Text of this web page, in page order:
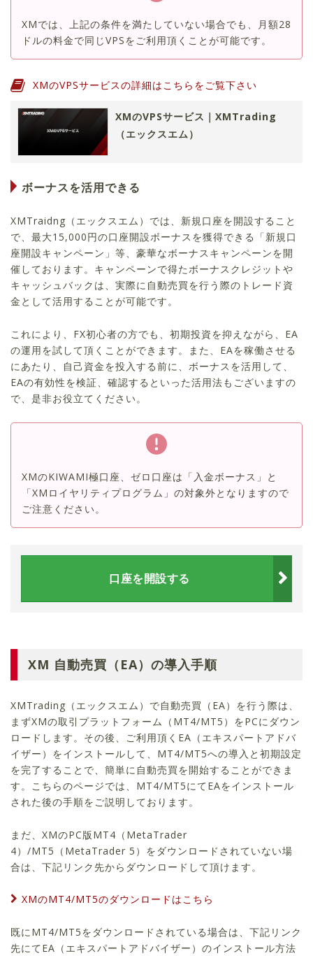
XMでは、上記の条件を満たしていない場合でも、月額28
ドルの料金で同じVPSをご利用頂くことが可能です。
XMのVPSサービスの詳細はこちらをご覧下さい
XMのVPSサービス｜XMTrading
（エックスエム）
ボーナスを活用できる
XMTraidng（エックスエム）では、新規口座を開設すること
で、最大15,000円の口座開設ボーナスを獲得できる「新規口
座開設キャンペーン」等、豪華なボーナスキャンペーンを開
催しております。キャンペーンで得たボーナスクレジットや
キャッシュバックは、実際に自動売買を行う際のトレード資
金として活用することが可能です。
これにより、FX初心者の方でも、初期投資を抑えながら、EA
の運用を試して頂くことができます。また、EAを稼働させる
にあたり、自己資金を投入する前に、ボーナスを活用して、
EAの有効性を検証、確認するといった活用法もございますの
で、是非お役立てください。
XMのKIWAMI極口座、ゼロ口座は「入金ボーナス」と
「XMロイヤリティプログラム」の対象外となりますので
ご注意ください。
口座を開設する
XM 自動売買（EA）の導入手順
XMTrading（エックスエム）で自動売買（EA）を行う際は、
まずXMの取引プラットフォーム（MT4/MT5）をPCにダウン
ロードします。その後、ご利用頂くEA（エキスパートアドバ
イザー）をインストールして、MT4/MT5への導入と初期設定
を完了することで、簡単に自動売買を開始することができま
す。こちらのページでは、MT4/MT5にてEAをインストール
された後の手順をご説明しております。
まだ、XMのPC版MT4（MetaTrader
4）/MT5（MetaTrader 5）をダウンロードされていない場
合は、下記リンク先からダウンロードして頂けます。
XMのMT4/MT5のダウンロードはこちら
既にMT4/MT5をダウンロードされている場合は、下記リンク
先にてEA（エキスパートアドバイザー）のインストール方法